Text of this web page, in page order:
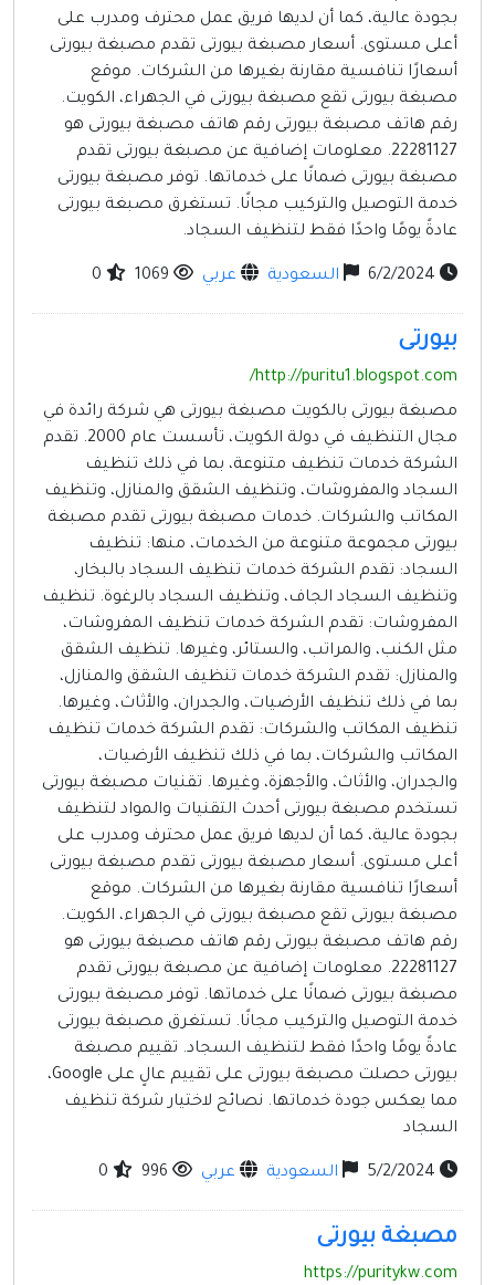
بجودة عالية، كما أن لديها فريق عمل محترف ومدرب على
أعلى مستوى. أسعار مصبغة بيورتى تقدم مصبغة بيورتى
أسعارًا تنافسية مقارنة بغيرها من الشركات. موقع
مصبغة بيورتى تقع مصبغة بيورتى في الجهراء، الكويت.
رقم هاتف مصبغة بيورتى رقم هاتف مصبغة بيورتى هو
22281127. معلومات إضافية عن مصبغة بيورتى تقدم
مصبغة بيورتى ضمانًا على خدماتها. توفر مصبغة بيورتى
خدمة التوصيل والتركيب مجانًا. تستغرق مصبغة بيورتى
عادةً يومًا واحدًا فقط لتنظيف السجاد.
السعودية عربي
بيورتى
http://puritu1.blogspot.com/
مصبغة بيورتى بالكويت مصبغة بيورتى هي شركة رائدة في
مجال التنظيف في دولة الكويت، تأسست عام 2000. تقدم
الشركة خدمات تنظيف متنوعة، بما في ذلك تنظيف
السجاد والمفروشات، وتنظيف الشقق والمنازل، وتنظيف
المكاتب والشركات. خدمات مصبغة بيورتى تقدم مصبغة
بيورتى مجموعة متنوعة من الخدمات، منها: تنظيف
السجاد: تقدم الشركة خدمات تنظيف السجاد بالبخار،
وتنظيف السجاد الجاف، وتنظيف السجاد بالرغوة. تنظيف
المفروشات: تقدم الشركة خدمات تنظيف المفروشات،
مثل الكنب، والمراتب، والستائر، وغيرها. تنظيف الشقق
والمنازل: تقدم الشركة خدمات تنظيف الشقق والمنازل،
بما في ذلك تنظيف الأرضيات، والجدران، والأثاث، وغيرها.
تنظيف المكاتب والشركات: تقدم الشركة خدمات تنظيف
المكاتب والشركات، بما في ذلك تنظيف الأرضيات،
والجدران، والأثاث، والأجهزة، وغيرها. تقنيات مصبغة بيورتى
تستخدم مصبغة بيورتى أحدث التقنيات والمواد لتنظيف
بجودة عالية، كما أن لديها فريق عمل محترف ومدرب على
أعلى مستوى. أسعار مصبغة بيورتى تقدم مصبغة بيورتى
أسعارًا تنافسية مقارنة بغيرها من الشركات. موقع
مصبغة بيورتى تقع مصبغة بيورتى في الجهراء، الكويت.
رقم هاتف مصبغة بيورتى رقم هاتف مصبغة بيورتى هو
22281127. معلومات إضافية عن مصبغة بيورتى تقدم
مصبغة بيورتى ضمانًا على خدماتها. توفر مصبغة بيورتى
خدمة التوصيل والتركيب مجانًا. تستغرق مصبغة بيورتى
عادةً يومًا واحدًا فقط لتنظيف السجاد. تقييم مصبغة
بيورتى حصلت مصبغة بيورتى على تقييم عالٍ على Google،
مما يعكس جودة خدماتها. نصائح لاختيار شركة تنظيف
السجاد
السعودية عربي
مصبغة بيورتى
https://puritykw.com